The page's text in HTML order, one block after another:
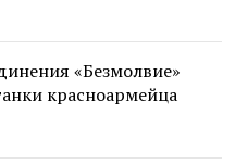
«Безмолвие»
красноармейца